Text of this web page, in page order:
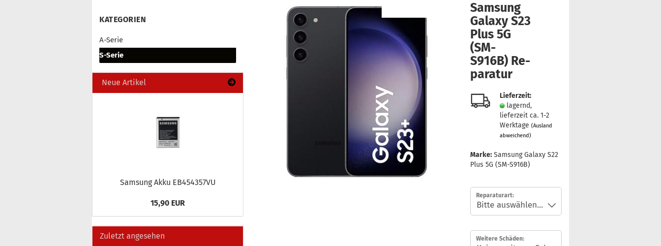
Sam­sung
Ga­la­xy S23
Plus 5G
(SM-​
S916B) Re­
pa­ra­tur
Lieferzeit:
lagernd,
lieferzeit ca. 1-2
Werktage(Ausland
abweichend)
Marke: Samsung Galaxy S22
Plus 5G (SM-S916B)
Reparaturart:
Weitere Schäden:
KATEGORIEN
A-Serie
S-Serie
Neue Artikel
Sam­sung Akku EB454357VU
15,90 EUR
Zuletzt angesehen